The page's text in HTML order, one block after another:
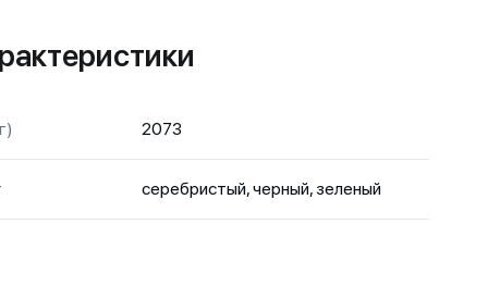
2073
серебристый, черный, зеленый